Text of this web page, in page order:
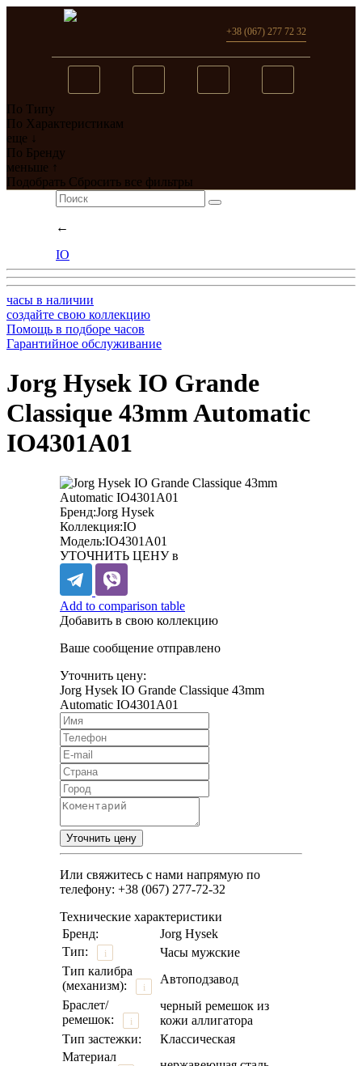
Вы добавили в сравнение
перейти
+38 (067) 277 72 32
По Типу
По Характеристикам
еще ↓
По Бренду
меньше ↑
Подобрать Сбросить все фильтры
←
IO
часы в наличии
создайте свою коллекцию
Помощь в подборе часов
Гарантийное обслуживание
Jorg Hysek IO Grande
Classique 43mm Automatic
IO4301A01
Бренд:Jorg Hysek
Коллекция:IO
Модель:IO4301A01
УТОЧНИТЬ ЦЕНУ в
Add to comparison table
Добавить в свою коллекцию
Ваше сообщение отправлено
Уточнить цену:
Jorg Hysek IO Grande Classique 43mm
Automatic IO4301A01
Или свяжитесь с нами напрямую по
телефону: +38 (067) 277-72-32
Технические характеристики
Бренд:
Jorg Hysek
Тип:
i
Часы мужские
Тип калибра
(механизм):
i
Автоподзавод
Браслет/
ремешок:
i
черный ремешок из
кожи аллигатора
Тип застежки:
Классическая
Материал